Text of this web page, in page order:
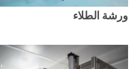
جولة
المعمل
ورشة الطلاء